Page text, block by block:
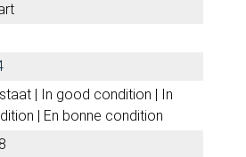
| In good condition | In
| En bonne condition